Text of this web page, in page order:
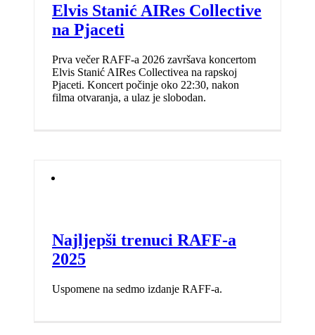
Elvis Stanić AIRes Collective
na Pjaceti
Prva večer RAFF-a 2026 završava koncertom
Elvis Stanić AIRes Collectivea na rapskoj
Pjaceti. Koncert počinje oko 22:30, nakon
filma otvaranja, a ulaz je slobodan.
Najljepši trenuci RAFF-a
2025
Uspomene na sedmo izdanje RAFF-a.